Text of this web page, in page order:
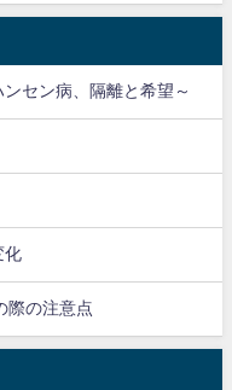
セン病、隔離と希望～
化
際の注意点